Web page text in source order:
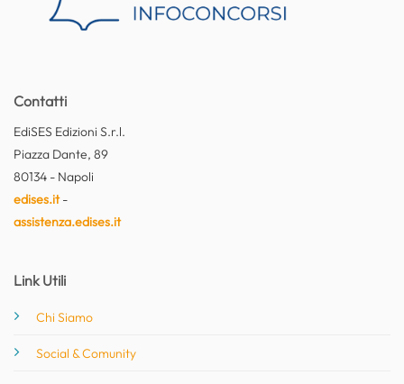
Contatti
EdiSES Edizioni S.r.l.
Piazza Dante, 89
80134 - Napoli
edises.it-
assistenza.edises.it
Link Utili
Chi Siamo
Social & Comunity